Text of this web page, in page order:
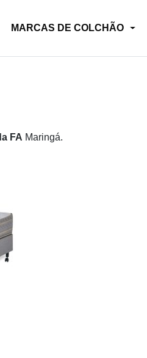
MARCAS DE COLCHÃO
FA Maringá.